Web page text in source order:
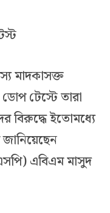
মাদকাসক্ত
টেস্টে তারা
বিরুদ্ধে ইতোমধ্যে
জানিয়েছেন
এবিএম মাসুদ